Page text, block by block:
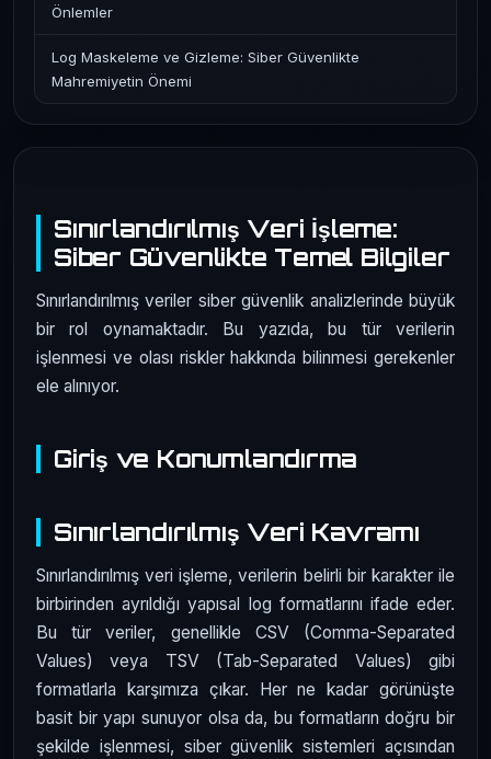
Sınırlandırılmış Veri İşleme:
Siber Güvenlikte Temel Bilgiler
Sınırlandırılmış veriler siber güvenlik analizlerinde büyük
bir rol oynamaktadır. Bu yazıda, bu tür verilerin
işlenmesi ve olası riskler hakkında bilinmesi gerekenler
ele alınıyor.
Giriş ve Konumlandırma
Sınırlandırılmış Veri Kavramı
Sınırlandırılmış veri işleme, verilerin belirli bir karakter ile
birbirinden ayrıldığı yapısal log formatlarını ifade eder.
Bu tür veriler, genellikle CSV (Comma-Separated
Values) veya TSV (Tab-Separated Values) gibi
formatlarla karşımıza çıkar. Her ne kadar görünüşte
basit bir yapı sunuyor olsa da, bu formatların doğru bir
şekilde işlenmesi, siber güvenlik sistemleri açısından
Önlemler
Log Maskeleme ve Gizleme: Siber Güvenlikte
Mahremiyetin Önemi